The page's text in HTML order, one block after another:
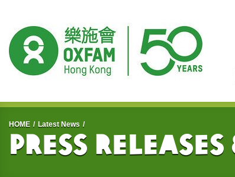
Start main content
HOME Latest News
Press